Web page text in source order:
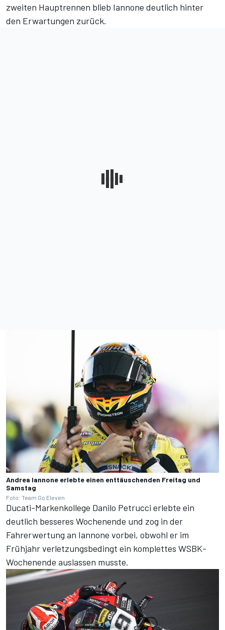
zweiten Hauptrennen blieb Iannone deutlich hinter
den Erwartungen zurück.
Andrea Iannone erlebte einen enttäuschenden Freitag und
Samstag
Foto: Team Go Eleven
Ducati-Markenkollege Danilo Petrucci erlebte ein
deutlich besseres Wochenende und zog in der
Fahrerwertung an Iannone vorbei, obwohl er im
Frühjahr verletzungsbedingt ein komplettes WSBK-
Wochenende auslassen musste.